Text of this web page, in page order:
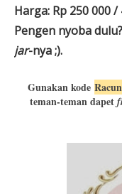
Harga: Rp 250 000 /
Pengen nyoba
jar-nya ;).
Gunakan kode
teman-teman dapet